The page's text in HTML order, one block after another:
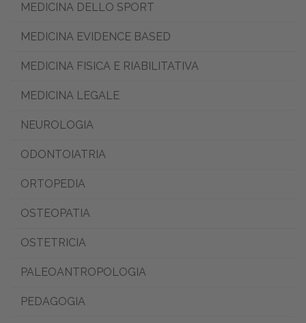
MEDICINA DELLO SPORT
MEDICINA EVIDENCE BASED
MEDICINA FISICA E RIABILITATIVA
MEDICINA LEGALE
NEUROLOGIA
ODONTOIATRIA
ORTOPEDIA
OSTEOPATIA
OSTETRICIA
PALEOANTROPOLOGIA
PEDAGOGIA